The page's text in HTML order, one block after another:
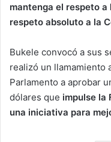
mantenga el respeto
respeto absoluto a la
Bukele convocó a sus
realizó un llamamiento
Parlamento a aprobar
dólares que impulse la
una iniciativa para